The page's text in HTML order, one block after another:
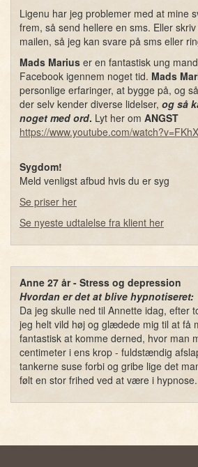
Ligenu har jeg problemer med at mine
frem, så send hellere en sms. Eller
mailen, så jeg kan svare på sms eller
Mads Marius er en fantastisk ung
Facebook igennem noget tid. Mads
personlige erfaringer, at bygge på, og
der selv kender diverse lidelser, og så
noget med ord. Lyt her om ANGST
https://www.youtube.com/
Sygdom!
Meld venligst afbud hvis du er syg
Se priser her
Se nyeste udtalelse fra klient her
Anne 27 år - Stress og depression
Hvordan er det at blive hypnotiseret:
Da jeg skulle ned til Annette idag, efter
jeg helt vild høj og glædede mig til at få
fantastisk at komme derned, hvor man
centimeter i ens krop - fuldstændig
tankerne suse forbi og gribe lige det
følt en stor frihed ved at være i hypnose.